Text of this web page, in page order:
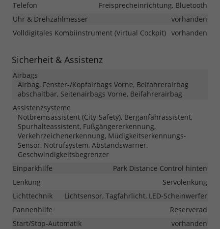
Telefon
Freisprecheinrichtung, Bluetooth
Uhr & Drehzahlmesser
vorhanden
Volldigitales Kombiinstrument (Virtual Cockpit) vorhanden
Sicherheit & Assistenz
Airbags
Airbag, Fenster-/Kopfairbags Vorne, Beifahrerairbag
abschaltbar, Seitenairbags Vorne, Beifahrerairbag
Assistenzsysteme
Notbremsassistent (City-Safety), Berganfahrassistent,
Spurhalteassistent, Fußgängererkennung,
Verkehrzeichenerkennung, Müdigkeitserkennungs-
Sensor, Notrufsystem, Abstandswarner,
Geschwindigkeitsbegrenzer
Einparkhilfe
Park Distance Control hinten
Lenkung
Servolenkung
Lichttechnik
Lichtsensor, Tagfahrlicht, LED-Scheinwerfer
Pannenhilfe
Reserverad
Start/Stop-Automatik
vorhanden